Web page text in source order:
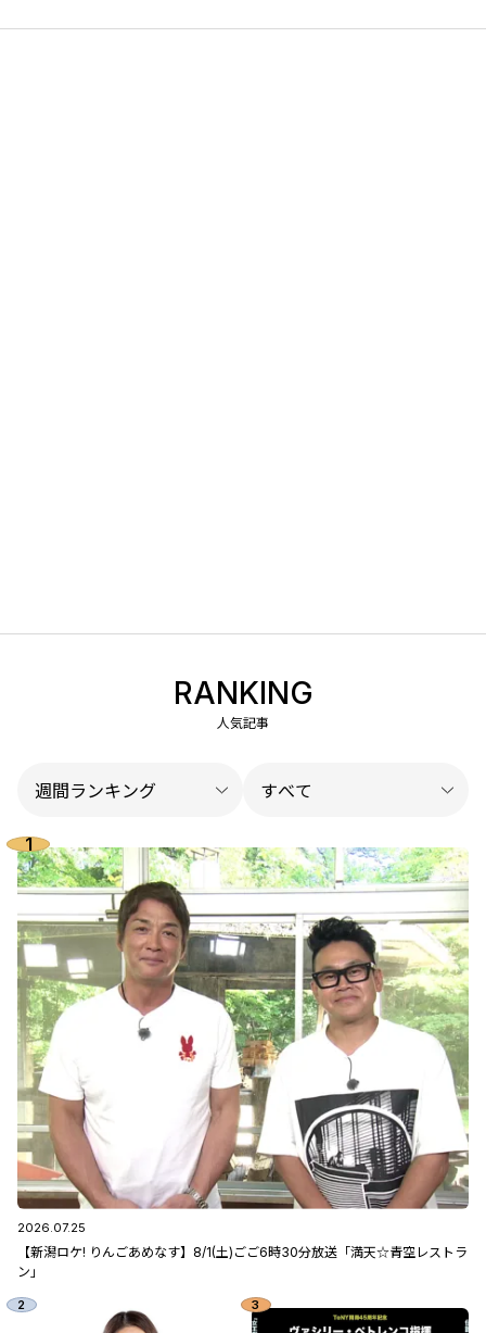
RANKING
人気記事
2026.07.25
【新潟ロケ! りんごあめなす】8/1(土)ごご6時30分放送「満天☆青空レストラ
ン」